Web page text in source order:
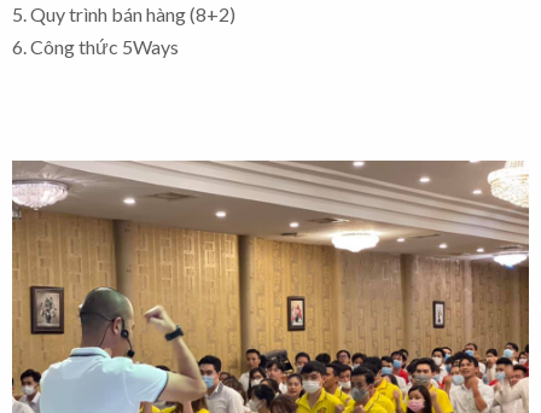
5. Quy trình bán hàng (8+2)
6. Công thức 5Ways